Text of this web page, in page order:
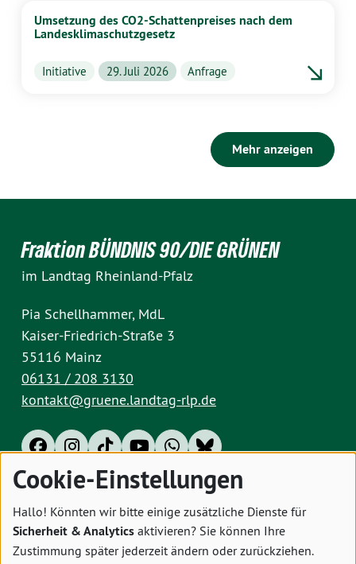
Umsetzung des CO2-Schattenpreises nach dem
Landesklimaschutzgesetz
Initiative 29. Juli 2026 Anfrage
Mehr anzeigen
Fraktion BÜNDNIS 90/DIE GRÜNEN
im Landtag Rheinland-Pfalz
Pia Schellhammer, MdL
Kaiser-Friedrich-Straße 3
55116 Mainz
06131 / 208 3130
kontakt@gruene.landtag-rlp.de
Impressum Datenschutz Cookies
Cookie-Einstellungen
Hallo! Könnten wir bitte einige zusätzliche Dienste für
Sicherheit & Analytics aktivieren? Sie können Ihre
Zustimmung später jederzeit ändern oder zurückziehen.